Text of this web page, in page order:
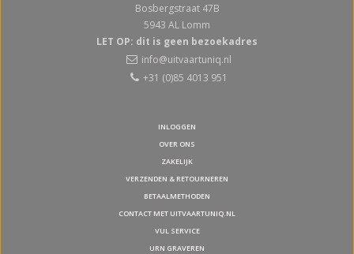
Bosbergstraat 47B
5943 AL Lomm
LET OP: dit is geen bezoekadres
info@uitvaartuniq.nl
+31 (0)85 4013 951
INLOGGEN
OVER ONS
ZAKELIJK
VERZENDEN & RETOURNEREN
BETAALMETHODEN
CONTACT MET UITVAARTUNIQ.NL
VUL SERVICE
URN GRAVEREN